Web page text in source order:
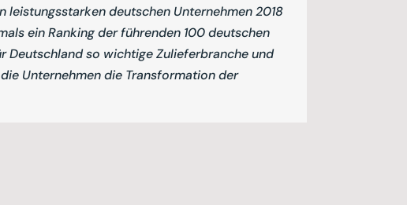
deutschen Unternehmen 2018
ein Ranking der führenden 100 deutschen
so wichtige Zulieferbranche und
Unternehmen die Transformation der